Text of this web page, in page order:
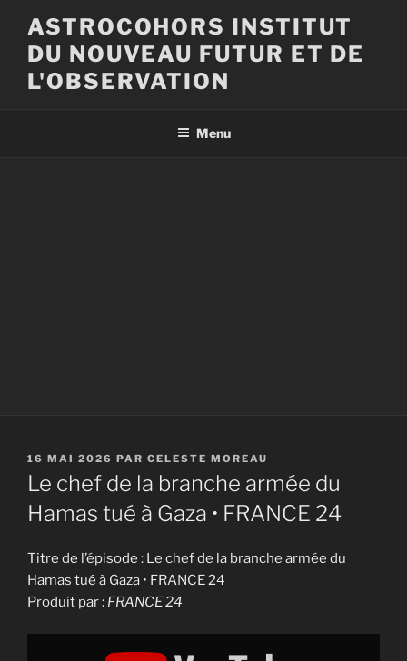
contenu
principal
ASTROCOHORS INSTITUT
DU NOUVEAU FUTUR ET DE
L'OBSERVATION
Menu
PUBLIÉ
LE
16 MAI 2026 PAR CELESTE MOREAU
Le chef de la branche armée du
Hamas tué à Gaza • FRANCE 24
Titre de l’épisode : Le chef de la branche armée du
Hamas tué à Gaza • FRANCE 24
Produit par : FRANCE 24
Display